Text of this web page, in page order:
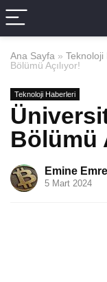
Ana Sayfa » Teknoloji
Bölümü Açılıyor!
Teknoloji Haberleri
Bölümü
Emine Emre
5 Mart 2024